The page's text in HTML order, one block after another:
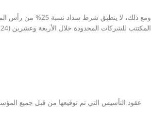
ومع ذلك، لا
المكتتب للشركات المحدودة خلال الأربعة وعشرين (24) شهرًا عقب تأسيس الشركة.
عقود التأسيس التي تم توقيعها من قبل جميع